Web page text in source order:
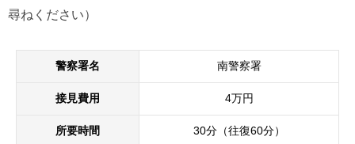
尋ねください）
警察署名 南警察署
接見費用 4万円
所要時間 30分（往復60分）